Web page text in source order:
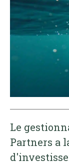
Le
Partners a